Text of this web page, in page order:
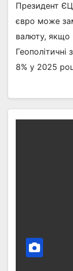
Президент
євро може
валюту,
Геополітичні
8% у 2025